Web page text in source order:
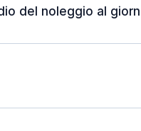
del noleggio al